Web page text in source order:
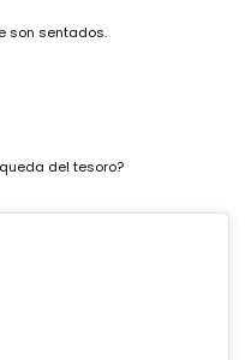
son sentados.
del tesoro?